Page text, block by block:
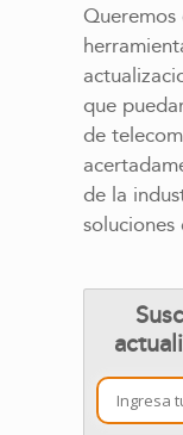
que
de
de la